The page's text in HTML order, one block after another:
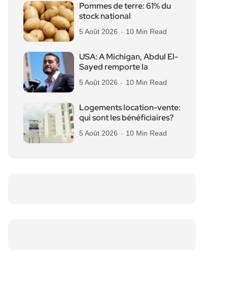
Pommes de terre: 61% du
stock national
5 Août 2026 10 Min Read
USA: A Michigan, Abdul El-
Sayed remporte la
5 Août 2026 10 Min Read
Logements location-vente:
qui sont les bénéficiaires?
5 Août 2026 10 Min Read